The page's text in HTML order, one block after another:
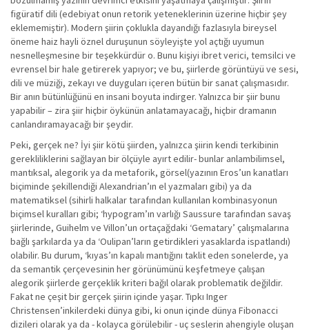
figüratif dili (edebiyat onun retorik yeteneklerinin üzerine hiçbir şey
eklememiştir). Modern şiirin çoklukla dayandığı fazlasıyla bireysel
öneme haiz hayli öznel duruşunun söyleyişte yol açtığı uyumun
nesnelleşmesine bir teşekkürdür o. Bunu kişiyi ibret verici, temsilci ve
evrensel bir hale getirerek yapıyor; ve bu, şiirlerde görüntüyü ve sesi,
dili ve müziği, zekayı ve duyguları içeren bütün bir sanat çalışmasıdır.
Bir anın bütünlüğünü en insani boyuta indirger. Yalnızca bir şiir bunu
yapabilir – zira şiir hiçbir öykünün anlatamayacağı, hiçbir dramanın
canlandıramayacağı bir şeydir.
Peki, gerçek ne? İyi şiir kötü şiirden, yalnızca şiirin kendi terkibinin
gerekliliklerini sağlayan bir ölçüyle ayırt edilir- bunlar anlambilimsel,
mantıksal, alegorik ya da metaforik, görsel(yazının Eros’un kanatları
biçiminde şekillendiği Alexandrian’ın el yazmaları gibi) ya da
matematiksel (sihirli halkalar tarafından kullanılan kombinasyonun
biçimsel kuralları gibi; ‘hypogram’ın varlığı Saussure tarafından savaş
şiirlerinde, Guihelm ve Villon’un ortaçağdaki ‘Gematary’ çalışmalarına
bağlı şarkılarda ya da ‘Oulipan’ların getirdikleri yasaklarda ispatlandı)
olabilir. Bu durum, ‘kıyas’ın kapalı mantığını taklit eden sonelerde, ya
da semantik çerçevesinin her görünümünü keşfetmeye çalışan
alegorik şiirlerde gerçeklik kriteri bağıl olarak problematik değildir.
Fakat ne çeşit bir gerçek şiirin içinde yaşar. Tıpkı Inger
Christensen’inkilerdeki dünya gibi, ki onun içinde dünya Fibonacci
dizileri olarak ya da - kolayca görülebilir - uç seslerin ahengiyle oluşan